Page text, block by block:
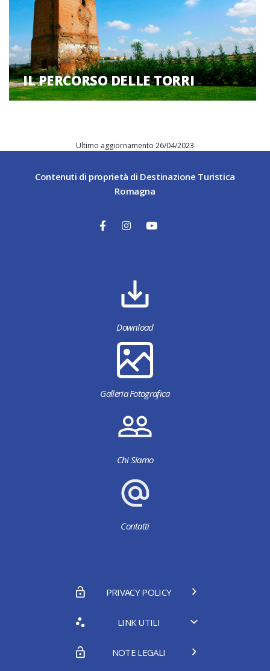
IL PERCORSO DELLE TORRI
Ultimo aggiornamento 26/04/2023
Contenuti di proprietà di Destinazione Turistica
Romagna
Download
Galleria Fotografica
Chi Siamo
Contatti
PRIVACY POLICY
LINK UTILI
NOTE LEGALI